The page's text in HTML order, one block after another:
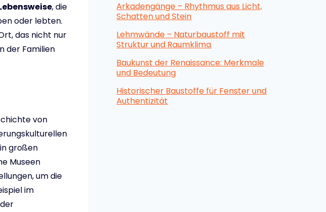
, die
oder lebten.
das nicht nur
der Familien
von
großen
Museen
um die
im
Arkadengänge – Rhythmus aus Licht,
Schatten und Stein
Lehmwände – Naturbaustoff mit
Struktur und Raumklima
Baukunst der Renaissance: Merkmale
und Bedeutung
Historischer Baustoffe für Fenster und
Authentizität